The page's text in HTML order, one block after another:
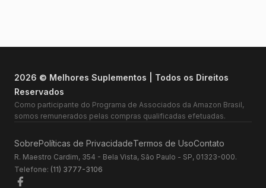
2026 © Melhores Suplementos | Todos os Direitos
Reservados
Como participante do Programa de Associados da Amazon Brasil,
somos remunerados pelas compras qualificadas efetuadas.
SobrePolíticas de PrivacidadeTermos de UsoContato
R. Maestro Cardim, 354 - Bela Vista, São Paulo - SP, 01323-000.
Telefone: (11) 3777-3106